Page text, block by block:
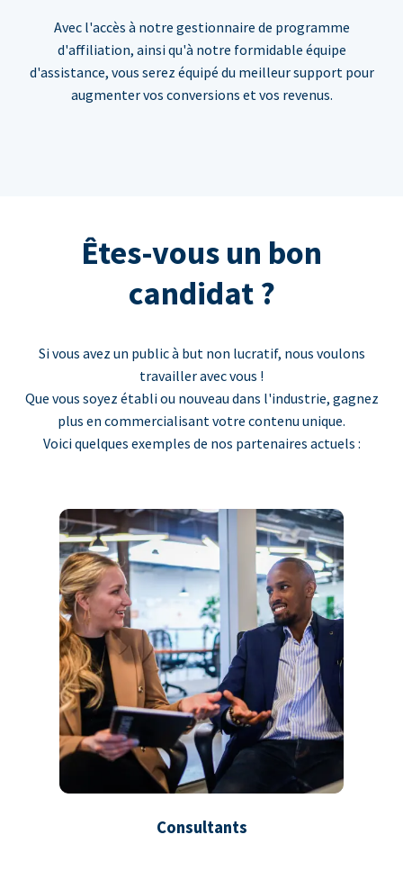
Avec l'accès à notre gestionnaire de programme
d'affiliation, ainsi qu'à notre formidable équipe
d'assistance, vous serez équipé du meilleur support pour
augmenter vos conversions et vos revenus.
Êtes-vous un bon
candidat ?
Si vous avez un public à but non lucratif, nous voulons
travailler avec vous !
Que vous soyez établi ou nouveau dans l'industrie, gagnez
plus en commercialisant votre contenu unique.
Voici quelques exemples de nos partenaires actuels :
Consultants